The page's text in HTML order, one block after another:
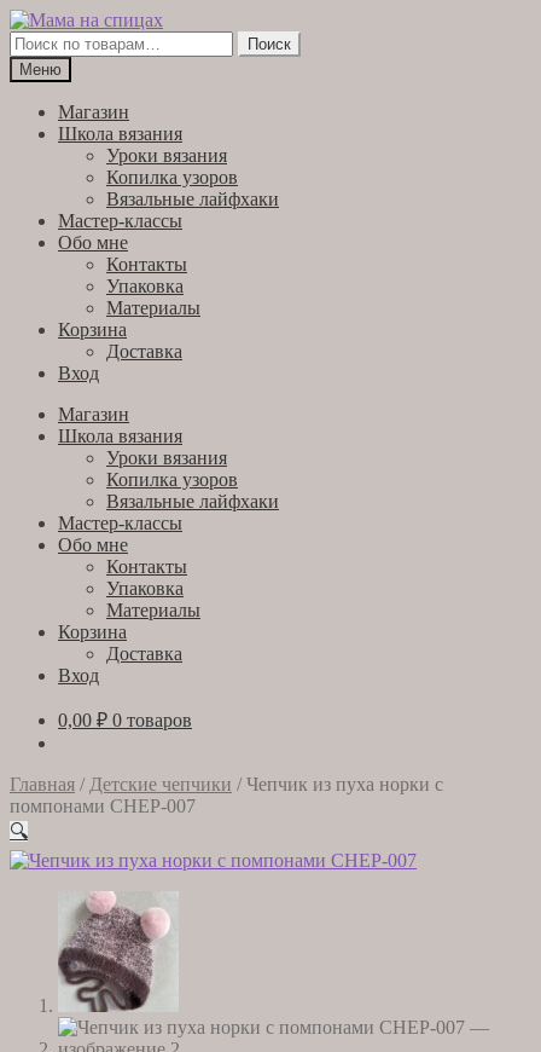
Перейти
к
навигации
Перейти
к
содержимому
Искать:
Поиск
Меню
Магазин
Школа вязания
Уроки вязания
Копилка узоров
Вязальные лайфхаки
Мастер-классы
Обо мне
Контакты
Упаковка
Материалы
Корзина
Доставка
Вход
Магазин
Школа вязания
Уроки вязания
Копилка узоров
Вязальные лайфхаки
Мастер-классы
Обо мне
Контакты
Упаковка
Материалы
Корзина
Доставка
Вход
0,00 ₽ 0 товаров
Главная / Детские чепчики /Чепчик из пуха норки с
помпонами CHEP-007
🔍